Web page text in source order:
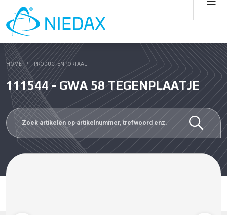
HOME PRODUCTENPORTAAL
111544 - GWA 58 TEGENPLAATJE